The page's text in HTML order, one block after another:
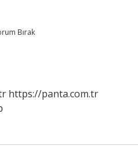
Bırak
https://panta.com.tr